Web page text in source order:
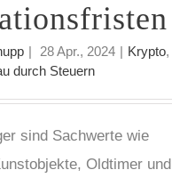
| 28 Apr., 2024 | Krypto,
durch Steuern
sind Sachwerte wie
Oldtimer und